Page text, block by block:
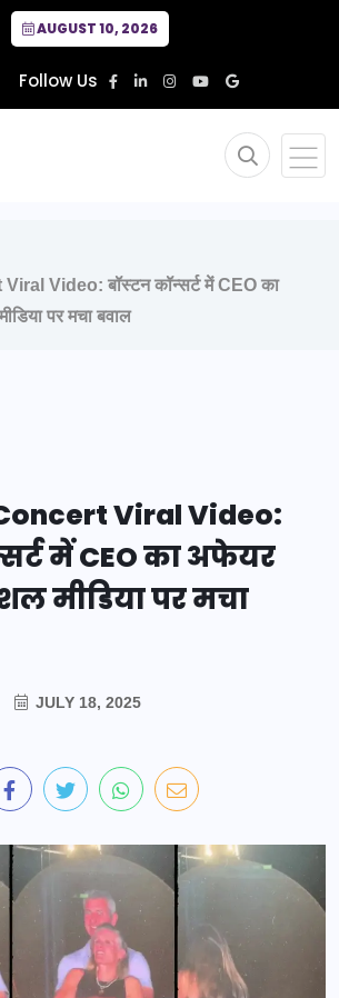
AUGUST 10, 2026
Follow Us
Video: बॉस्टन कॉन्सर्ट में CEO का
पर मचा बवाल
Viral Video:
में CEO का अफेयर
मीडिया पर मचा
JULY 18, 2025